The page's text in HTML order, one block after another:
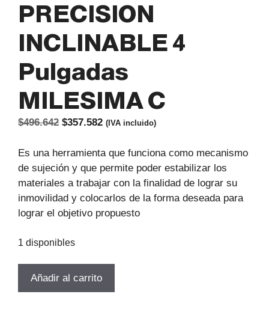
PRECISION
INCLINABLE 4
Pulgadas
MILESIMA C
$496.642 El
original
era:
$496.642.
$357.582El
actual
es:
$357.582.
(IVA incluido)
Es una herramienta que funciona como mecanismo
de sujeción y que permite poder estabilizar los
materiales a trabajar con la finalidad de lograr su
inmovilidad y colocarlos de la forma deseada para
lograr el objetivo propuesto
1 disponibles
Añadir al carrito